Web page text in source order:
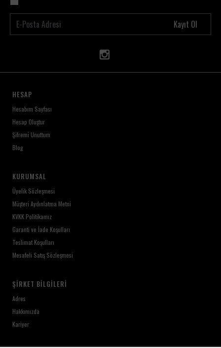
Kayıt Ol
HESAP
Hesabım Sayfası
Hesap Oluştur
Şifremi Unuttum
Blog
KURUMSAL
Üyelik Sözleşmesi
Müşteri Aydınlatma Metni
KVKK Politikamız
Garanti ve İade Koşulları
Teslimat Koşulları
Mesafeli Satış Sözleşmesi
ŞIRKET BILGILERI
Adres
Hakkımızda
Kariyer